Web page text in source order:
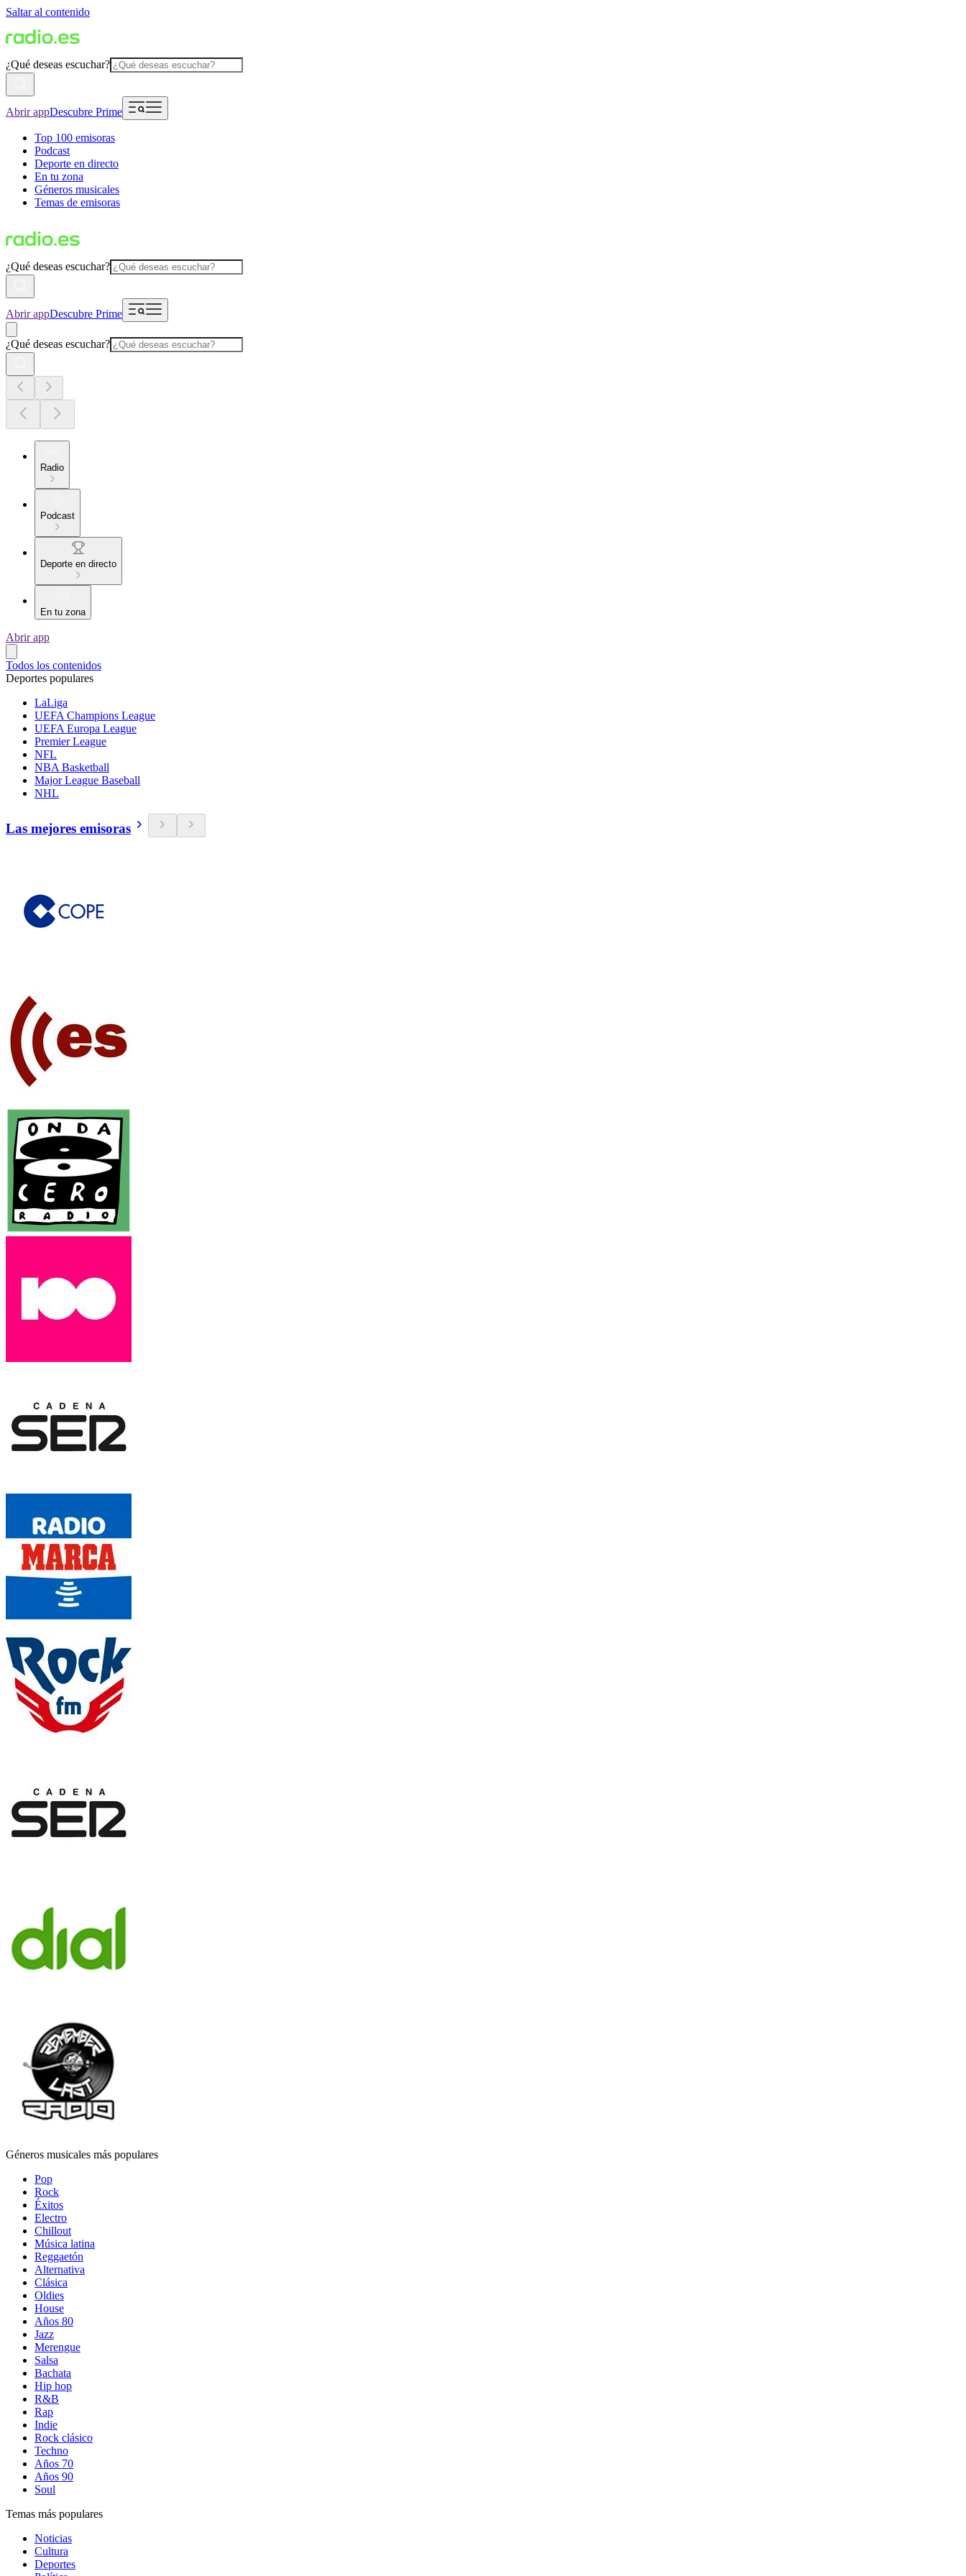
Saltar al contenido
¿Qué deseas escuchar?
Abrir appDescubre Prime
Top 100 emisoras
Podcast
Deporte en directo
En tu zona
Géneros musicales
Temas de emisoras
¿Qué deseas escuchar?
Abrir appDescubre Prime
¿Qué deseas escuchar?
Radio
Podcast
Deporte en directo
En tu zona
Abrir app
Todos los contenidos
Deportes populares
LaLiga
UEFA Champions League
UEFA Europa League
Premier League
NFL
NBA Basketball
Major League Baseball
NHL
Las mejores emisoras
Géneros musicales más populares
Pop
Rock
Éxitos
Electro
Chillout
Música latina
Reggaetón
Alternativa
Clásica
Oldies
House
Años 80
Jazz
Merengue
Salsa
Bachata
Hip hop
R&B
Rap
Indie
Rock clásico
Techno
Años 70
Años 90
Soul
Temas más populares
Noticias
Cultura
Deportes